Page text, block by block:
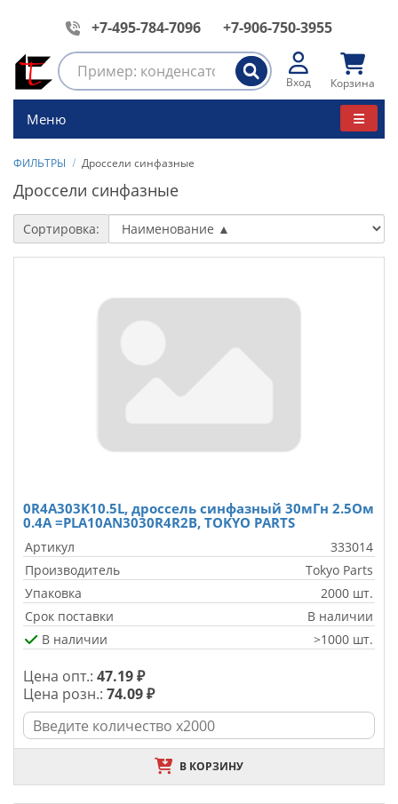
+7-495-784-7096 +7-906-750-3955
Вход Корзина
Меню
ФИЛЬТРЫ Дроссели синфазные
Дроссели синфазные
Сортировка:
0R4A303K10.5L, дроссель синфазный 30мГн 2.5Ом
0.4А =PLA10AN3030R4R2B, TOKYO PARTS
Артикул
333014
Производитель
Tokyo Parts
Упаковка
2000 шт.
Срок поставки
В наличии
В наличии
>1000 шт.
Цена опт.: 47.19 ₽
Цена розн.: 74.09 ₽
В КОРЗИНУ